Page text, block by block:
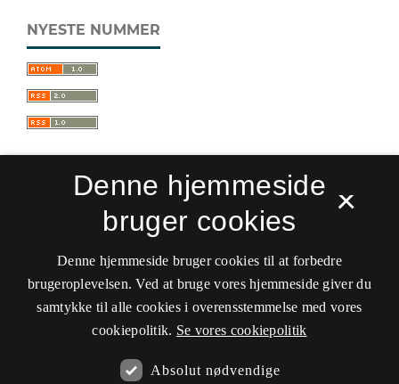
NYESTE NUMMER
Sprogforum. Tidsskrift for sprog- og
kulturpædagogik
ISSN 0909-9328 (Trykt)
ISSN 1399-8617 (Online)
Tilgængelighedserklæring
Det Kgl. Bibliotek
×
Denne hjemmeside
bruger cookies
Denne hjemmeside bruger cookies til at forbedre
brugeroplevelsen. Ved at bruge vores hjemmeside giver du
samtykke til alle cookies i overensstemmelse med vores
cookiepolitik. Se vores cookiepolitik
Absolut nødvendige